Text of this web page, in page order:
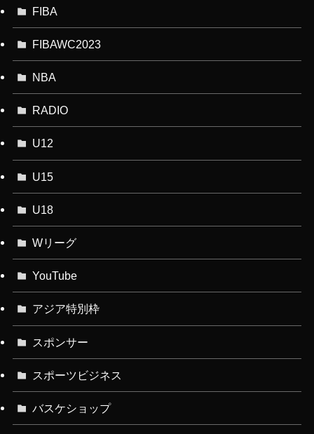
FIBA
FIBAWC2023
NBA
RADIO
U12
U15
U18
Wリーグ
YouTube
アジア特別枠
スポンサー
スポーツビジネス
バスケショップ